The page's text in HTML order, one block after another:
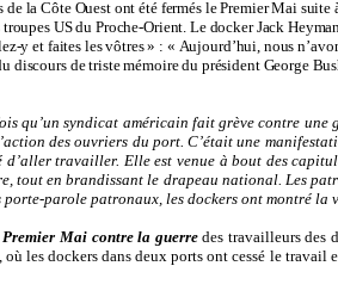
la Côte Ouest ont été fermés le Premier Mai
US du Proche-Orient. Le docker Jack
y et faites les vôtres » : « Aujourd’hui, nous
discours de triste mémoire du président
qu’un syndicat américain fait grève contre
des ouvriers du port. C’était une
travailler. Elle est venue à bout des
tout en brandissant le drapeau national. Les
parole patronaux, les dockers ont montré
Premier Mai contre la guerredes travailleurs des
les dockers dans deux ports ont cessé le travail